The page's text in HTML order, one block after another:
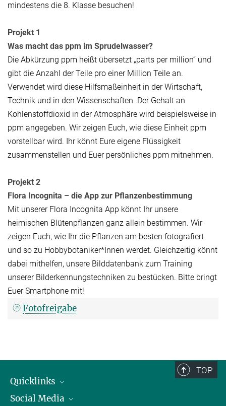
mindestens die 8. Klasse besuchen!
Projekt 1
Was macht das ppm im Sprudelwasser?
Die Abkürzung ppm heißt übersetzt „parts per million“ und
gibt die Anzahl der Teile pro einer Million Teile an.
Verwendet wird diese Hilfsmaßeinheit in der Wirtschaft,
Technik und in den Wissenschaften. Der Gehalt an
Kohlenstoffdioxid in der Atmosphäre wird beispielsweise in
ppm angegeben. Wir zeigen Euch, wie diese Einheit ppm
vorstellbar wird. Ihr könnt Eure eigene Flüssigkeit
zusammenstellen und Euer persönliches ppm mitnehmen.
Projekt 2
Flora Incognita – die App zur Pflanzenbestimmung
Mit unserer Flora Incognita App könnt Ihr unsere
heimischen Blütenpflanzen ganz allein bestimmen. Wir
zeigen Euch, wie Ihr die Pflanzen am besten fotografiert
und so zu Hobbybotaniker*Innen werdet. Gleichzeitig könnt
dabei mithelfen, unsere Bilddatenbank zum Training
unserer Bilderkennungstechniken zu bestücken. Bitte bringt
Euer Smartphone mit!
Fotofreigabe
TOP
Quicklinks
IMPRS Graduiertenschule
Social Media